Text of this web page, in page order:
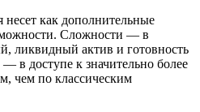
несет как дополнительные
Сложности — в
ликвидный актив и готовность
в доступе к значительно более
чем по классическим